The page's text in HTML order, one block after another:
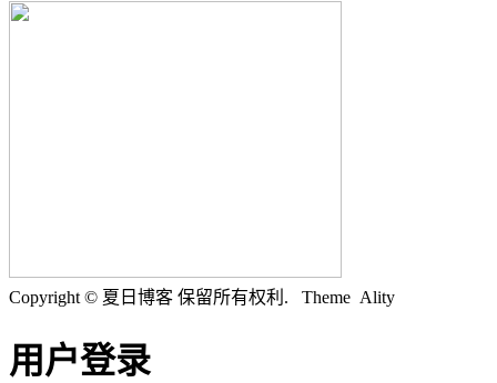
Copyright © 夏日博客 保留所有权利. Theme Ality
用户登录